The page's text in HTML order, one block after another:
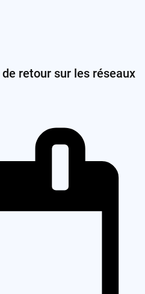
retour sur les réseaux